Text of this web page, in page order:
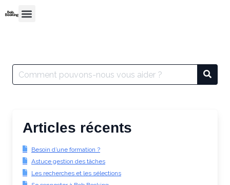
Articles récents
Besoin d’une formation ?
Astuce gestion des tâches
Les recherches et les sélections